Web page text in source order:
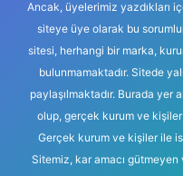
Ancak, üyelerimiz yazdıkları
siteye üye olarak bu
sitesi, herhangi bir marka,
bulunmamaktadır. Sitede
paylaşılmaktadır. Burada yer
olup, gerçek kurum ve kişiler
Gerçek kurum ve kişiler ile
Sitemiz, kar amacı